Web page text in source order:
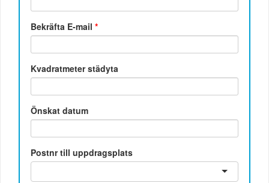
Bekräfta E-mail*
Kvadratmeter städyta
Önskat datum
Postnr till uppdragsplats